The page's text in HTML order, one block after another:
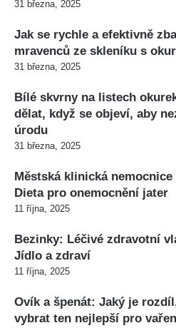
31 března, 2025
Jak se rychle a efektivně
mravenců ze skleníku s
31 března, 2025
Bílé skvrny na listech
dělat, když se objeví, aby
úrodu
31 března, 2025
Městská klinická nemocnice
Dieta pro onemocnění jater
11 října, 2025
Bezinky: Léčivé zdravotní
Jídlo a zdraví
11 října, 2025
Ovík a špenát: Jaký je
vybrat ten nejlepší pro